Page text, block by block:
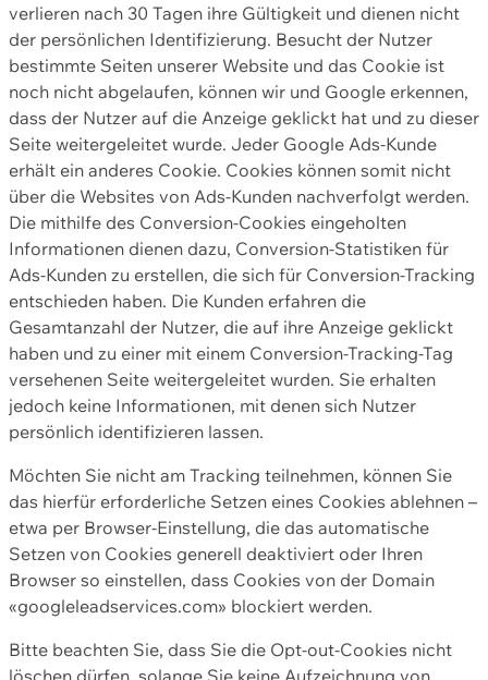
verlieren nach 30 Tagen ihre Gültigkeit und dienen nicht
der persönlichen Identifizierung. Besucht der Nutzer
bestimmte Seiten unserer Website und das Cookie ist
noch nicht abgelaufen, können wir und Google erkennen,
dass der Nutzer auf die Anzeige geklickt hat und zu dieser
Seite weitergeleitet wurde. Jeder Google Ads-Kunde
erhält ein anderes Cookie. Cookies können somit nicht
über die Websites von Ads-Kunden nachverfolgt werden.
Die mithilfe des Conversion-Cookies eingeholten
Informationen dienen dazu, Conversion-Statistiken für
Ads-Kunden zu erstellen, die sich für Conversion-Tracking
entschieden haben. Die Kunden erfahren die
Gesamtanzahl der Nutzer, die auf ihre Anzeige geklickt
haben und zu einer mit einem Conversion-Tracking-Tag
versehenen Seite weitergeleitet wurden. Sie erhalten
jedoch keine Informationen, mit denen sich Nutzer
persönlich identifizieren lassen.
Möchten Sie nicht am Tracking teilnehmen, können Sie
das hierfür erforderliche Setzen eines Cookies ablehnen –
etwa per Browser-Einstellung, die das automatische
Setzen von Cookies generell deaktiviert oder Ihren
Browser so einstellen, dass Cookies von der Domain
«googleleadservices.com» blockiert werden.
Bitte beachten Sie, dass Sie die Opt-out-Cookies nicht